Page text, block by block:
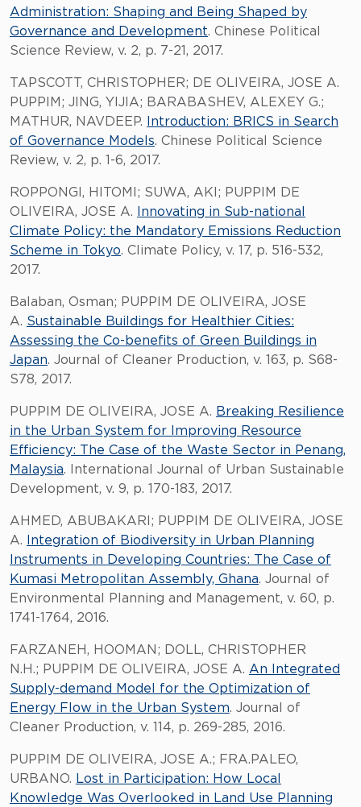
Administration: Shaping and Being Shaped by
Governance and Development. Chinese Political
Science Review, v. 2, p. 7-21, 2017.
TAPSCOTT, CHRISTOPHER; DE OLIVEIRA, JOSE A.
PUPPIM; JING, YIJIA; BARABASHEV, ALEXEY G.;
MATHUR, NAVDEEP.
Introduction: BRICS in Search
of Governance Models. Chinese Political Science
Review, v. 2, p. 1-6, 2017.
ROPPONGI, HITOMI; SUWA, AKI; PUPPIM DE
OLIVEIRA, JOSE A.
Innovating in Sub-national
Climate Policy: the Mandatory Emissions Reduction
Scheme in Tokyo. Climate Policy, v. 17, p. 516-532,
2017.
Balaban, Osman; PUPPIM DE OLIVEIRA, JOSE
A. Sustainable Buildings for Healthier Cities:
Assessing the Co-benefits of Green Buildings in
Japan. Journal of Cleaner Production, v. 163, p. S68-
S78, 2017.
PUPPIM DE OLIVEIRA, JOSE A. Breaking Resilience
in the Urban System for Improving Resource
Efficiency: The Case of the Waste Sector in Penang,
Malaysia. International Journal of Urban Sustainable
Development, v. 9, p. 170-183, 2017.
AHMED, ABUBAKARI; PUPPIM DE OLIVEIRA, JOSE
A.
Integration of Biodiversity in Urban Planning
Instruments in Developing Countries: The Case of
Kumasi Metropolitan Assembly, Ghana. Journal of
Environmental Planning and Management, v. 60, p.
1741-1764, 2016.
FARZANEH, HOOMAN; DOLL, CHRISTOPHER
N.H.; PUPPIM DE OLIVEIRA, JOSE A. An Integrated
Supply-demand Model for the Optimization of
Energy Flow in the Urban System. Journal of
Cleaner Production, v. 114, p. 269-285, 2016.
PUPPIM DE OLIVEIRA, JOSE A.; FRA.PALEO,
URBANO. Lost in Participation: How Local
Knowledge Was Overlooked in Land Use Planning